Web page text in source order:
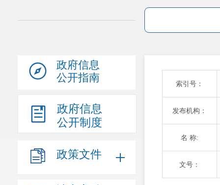
政府信息
公开指南
政府信息
公开制度
政策文件
索引号：
发布机构：
名 称:
文号：